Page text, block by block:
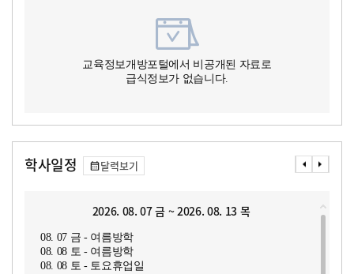
교육정보개방포털에서 비공개된 자료로
급식정보가 없습니다.
학사일정 달력보기
2026. 08. 07 금 ~ 2026. 08. 13 목
08. 07 금 - 여름방학
08. 08 토 - 여름방학
08. 08 토 - 토요휴업일